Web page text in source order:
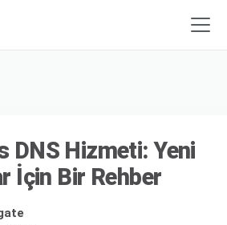
DNS Hizmeti: Yeni
İçin Bir Rehber